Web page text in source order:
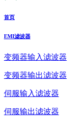
首页
EMI滤波器
变频器输入滤波器
变频器输出滤波器
伺服输入滤波器
伺服输出滤波器